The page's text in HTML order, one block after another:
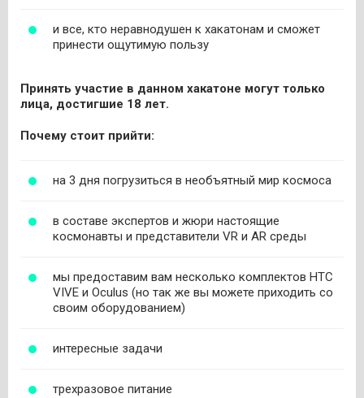
и все, кто неравнодушен к хакатонам и сможет
принести ощутимую пользу
Принять участие в данном хакатоне могут только
лица, достигшие 18 лет.
Почему стоит прийти:
на 3 дня погрузиться в необъятный мир космоса
в составе экспертов и жюри настоящие
космонавты и представители VR и AR среды
мы предоставим вам несколько комплектов HTC
VIVE и Oculus (но так же вы можете приходить со
своим оборудованием)
интересные задачи
трехразовое питание